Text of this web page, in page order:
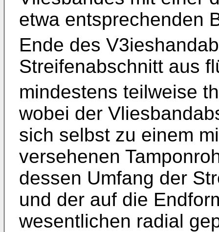
etwa entsprechenden
Ende des
Streifenabschnitt aus
mindestens teilweise
wobei der
sich selbst zu einem
versehenen
dessen Umfang der
und der auf die
wesentlichen radial